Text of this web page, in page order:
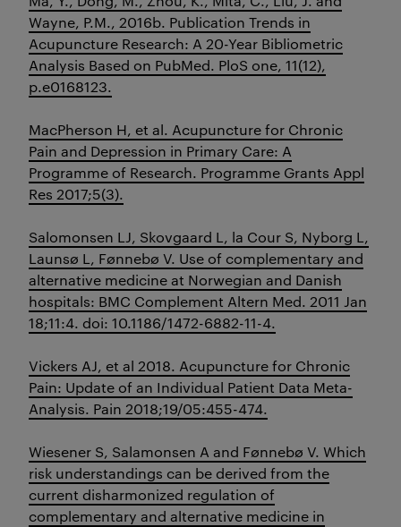
Wayne, P.M., 2016b. Publication Trends in
Acupuncture Research: A 20-Year Bibliometric
Analysis Based on PubMed. PloS one, 11(12),
p.e0168123.
MacPherson H, et al. Acupuncture for Chronic
Pain and Depression in Primary Care: A
Programme of Research. Programme Grants Appl
Res 2017;5(3).
Salomonsen LJ, Skovgaard L, la Cour S, Nyborg L,
Launsø L, Fønnebø V. Use of complementary and
alternative medicine at Norwegian and Danish
hospitals: BMC Complement Altern Med. 2011 Jan
18;11:4. doi: 10.1186/1472-6882-11-4.
Vickers AJ, et al 2018. Acupuncture for Chronic
Pain: Update of an Individual Patient Data Meta-
Analysis. Pain 2018;19/05:455-474.
Wiesener S, Salamonsen A and Fønnebø V. Which
risk understandings can be derived from the
current disharmonized regulation of
complementary and alternative medicine in